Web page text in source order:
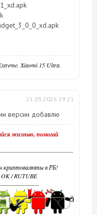
Xiaomi 15 Ultra.
21.03.2026 19:21
версии добавлю
жизнью, помогай
криптовалюты в РБ!
/RUTUBE